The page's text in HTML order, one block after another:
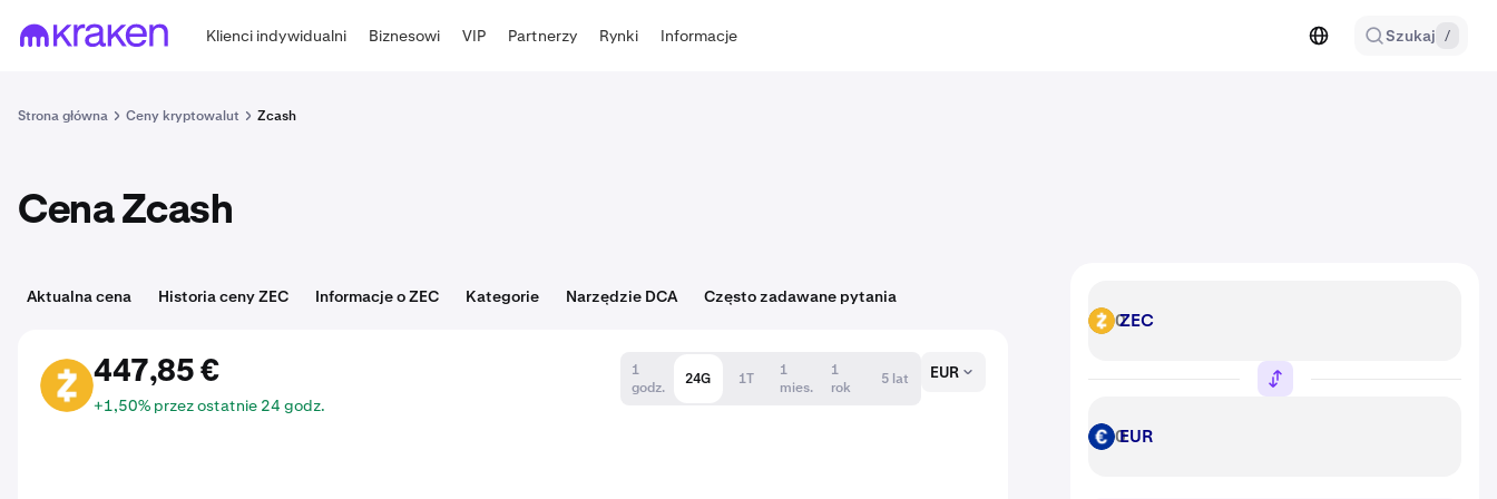
Klienci indywidualni Biznesowi VIP Partnerzy Rynki Informacje Szukaj /
Strona główna Ceny kryptowalut Zcash
Cena Zcash
Aktualna cena Historia ceny ZEC Informacje o ZEC Kategorie Narzędzie DCA Często zadawane pytania
ZEC 447,85 €
+1,50% przez ostatnie 24 godz.
1
godz.
24G 1T
1
mies.
1
rok
5 lat EUR
ZEC ZEC
EUR EUR